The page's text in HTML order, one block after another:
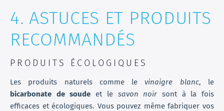
4. ASTUCES ET PRODUITS
RECOMMANDÉS
PRODUITS ÉCOLOGIQUES
Les produits naturels comme levinaigre blanc, le
bicarbonate de soude et le savon noir sont à la fois
efficaces et écologiques. Vous pouvez même fabriquer vos